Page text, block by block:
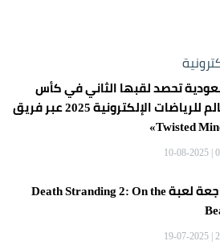
تحصد لقبها الثاني في كأس
العالم للرياضات الإلكترونية 2025 عبر فريق
مراجعة لعبة Death Stranding 2: On the